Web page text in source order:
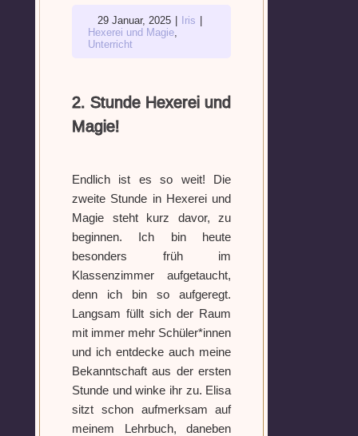
29 Januar, 2025 Iris
Hexerei und Magie,
Unterricht
2. Stunde Hexerei und
Magie!
Endlich ist es so weit! Die
zweite Stunde in Hexerei und
Magie steht kurz davor, zu
beginnen. Ich bin heute
besonders früh im
Klassenzimmer aufgetaucht,
denn ich bin so aufgeregt.
Langsam füllt sich der Raum
mit immer mehr Schüler*innen
und ich entdecke auch meine
Bekanntschaft aus der ersten
Stunde und winke ihr zu. Elisa
sitzt schon aufmerksam auf
meinem Lehrbuch, daneben